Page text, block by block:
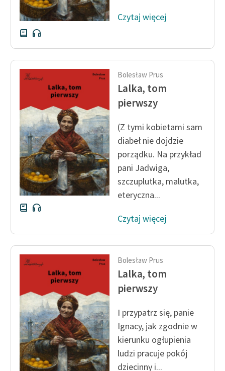
Odkurzamy bohaterów
Szkoła Poezji Wolnych
Lektur
O nas
O projekcie
Zespół
Zasady wykorzystania
Wolnych Lektur
Logotypy
Regulamin biblioteki
Dane fundacji i
sprawozdania finansowe
Regulamin darowizn
Informacja o treściach
wrażliwych
Deklaracja dostępności
Czytaj więcej
Bolesław Prus
Lalka, tom
pierwszy
(Z tymi kobietami sam
diabeł nie dojdzie
porządku. Na przykład
pani Jadwiga,
szczuplutka, malutka,
eteryczna...
Czytaj więcej
Bolesław Prus
Lalka, tom
pierwszy
I przypatrz się, panie
Ignacy, jak zgodnie w
kierunku ogłupienia
ludzi pracuje pokój
dziecinny i...